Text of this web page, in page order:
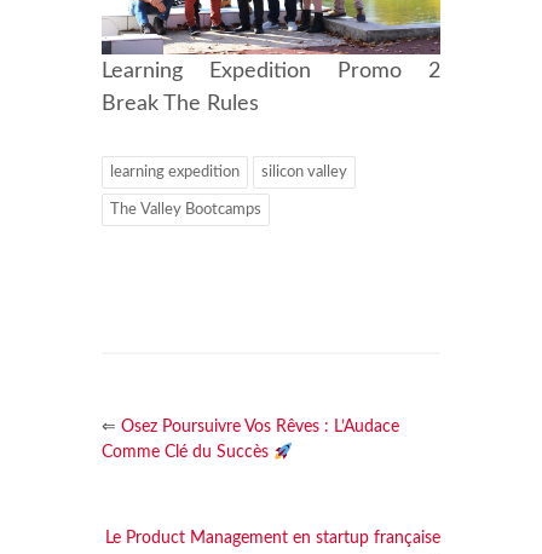
Learning Expedition Promo 2
Break The Rules
learning expedition silicon valley
The Valley Bootcamps
⇐ Osez Poursuivre Vos Rêves : L’Audace
Comme Clé du Succès
Le Product Management en startup française